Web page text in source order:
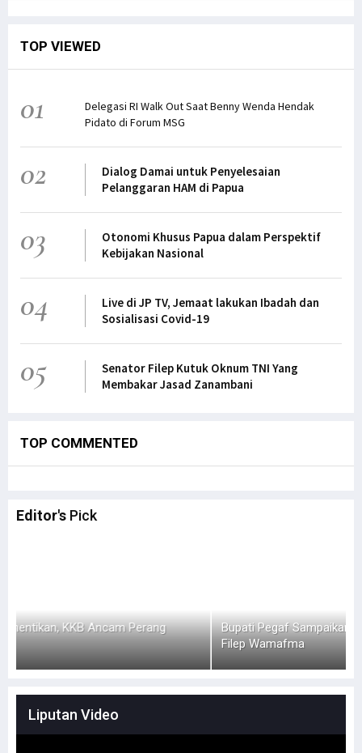
TOP VIEWED
01
Delegasi RI Walk Out Saat Benny Wenda Hendak
Pidato di Forum MSG
02
Dialog Damai untuk Penyelesaian
Pelanggaran HAM di Papua
03
Otonomi Khusus Papua dalam Perspektif
Kebijakan Nasional
04
Live di JP TV, Jemaat lakukan Ibadah dan
Sosialisasi Covid-19
05
Senator Filep Kutuk Oknum TNI Yang
Membakar Jasad Zanambani
TOP COMMENTED
Editor's Pick
Bupati Pegaf Sampaikan Masalah Dana Otsus kepada
Filep Wamafma
Liputan Video